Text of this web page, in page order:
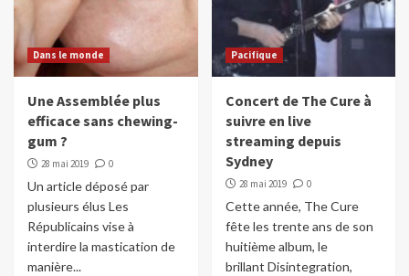
Dans le monde
Une Assemblée plus
efficace sans chewing-
gum ?
28 mai 2019 0
Un article déposé par
plusieurs élus Les
Républicains vise à
interdire la mastication de
manière...
Pacifique
Concert de The Cure à
suivre en live
streaming depuis
Sydney
28 mai 2019 0
Cette année, The Cure
fête les trente ans de son
huitième album, le
brillant Disintegration,